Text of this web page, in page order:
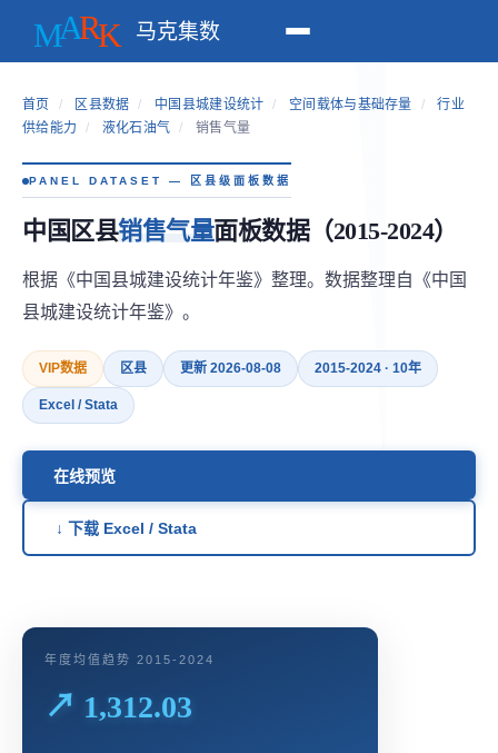
马克集数
首页 / 区县数据 / 中国县城建设统计 / 空间载体与基础存量 /
行业
供给能力
/ 液化石油气 / 销售气量
PANEL DATASET — 区县级面板数据
中国区县销售气量面板数据（2015-2024）
根据《中国县城建设统计年鉴》整理。数据整理自《中国
县城建设统计年鉴》。
VIP数据 区县 更新 2026-08-08 2015-2024 · 10年
Excel / Stata
在线预览
↓ 下载 Excel / Stata
年度均值趋势 2015-2024
↗ 1,312.03